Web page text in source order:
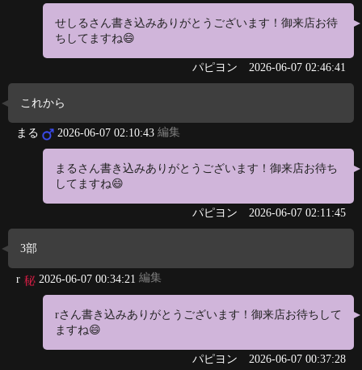
せしるさん書き込みありがとうございます！御来店お待
ちしてますね😄
パピヨン 2026-06-07 02:46:41
これから
まる 2026-06-07 02:10:43 編集
まるさん書き込みありがとうございます！御来店お待ち
してますね😄
パピヨン 2026-06-07 02:11:45
3部
r 2026-06-07 00:34:21 編集
rさん書き込みありがとうございます！御来店お待ちして
ますね😄
パピヨン 2026-06-07 00:37:28